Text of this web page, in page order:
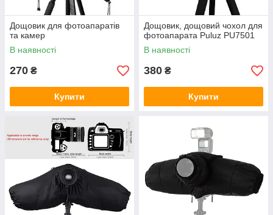
Дощовик для фотоапаратів
та камер
В наявності
270 ₴
Купити
Дощовик, дощовий чохол для
фотоапарата Puluz PU7501
В наявності
380 ₴
Купити